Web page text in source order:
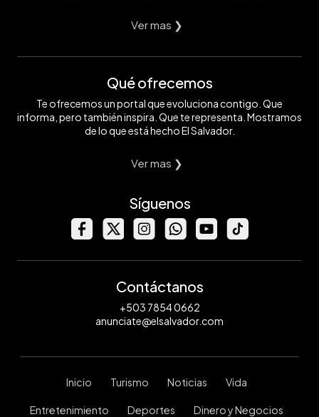
Ver mas ❯
Qué ofrecemos
Te ofrecemos un portal que evoluciona contigo. Que
informa, pero también inspira. Que te representa. Mostramos
de lo que está hecho El Salvador.
Ver mas ❯
Síguenos
Contáctanos
+503 7854 0662
anunciate@elsalvador.com
Inicio Turismo Noticias Vida
Entretenimiento Deportes Dinero y Negocios